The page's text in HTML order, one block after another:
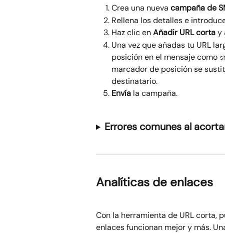
Crea una nueva campaña de
Rellena los detalles e
Haz clic en Añadir URL corta y
Una vez que añadas tu URL
posición en el mensaje como
marcador de posición se
destinatario.
Envía la campaña.
Errores comunes al
Analíticas de enlaces
Con la herramienta de URL corta,
enlaces funcionan mejor y más.